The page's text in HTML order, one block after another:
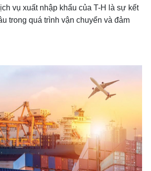
vụ xuất nhập khẩu của T-H là sự kết
trong quá trình vận chuyển và đảm